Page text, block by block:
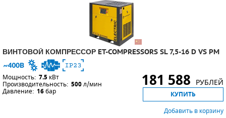
ВИНТОВОЙ КОМПРЕССОР ET-COMPRESSORS SL 7,5-16 D VS PM
Мощность: 7.5 кВт
Производительность: 500л/мин
Давление: 16бар
181 588 РУБЛЕЙ
КУПИТЬ
Добавить в корзину